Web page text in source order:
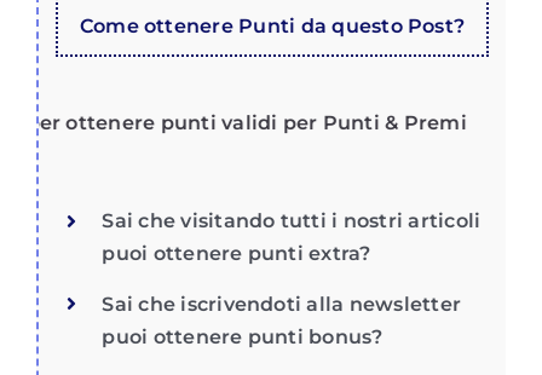
Come ottenere Punti da questo Post?
ottenere punti validi per Punti & Premi
Sai che visitando tutti i nostri articoli
puoi ottenere punti extra?
Sai che iscrivendoti alla newsletter
puoi ottenere punti bonus?